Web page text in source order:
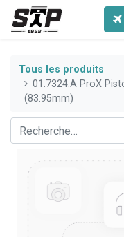
Tous les produits
01.7324.A ProX
(83.95mm)